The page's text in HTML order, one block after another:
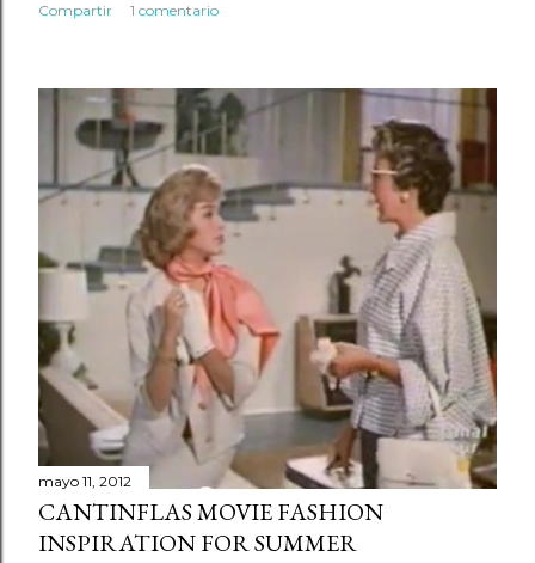
Compartir 1 comentario
mayo 11, 2012
CANTINFLAS MOVIE FASHION
INSPIRATION FOR SUMMER